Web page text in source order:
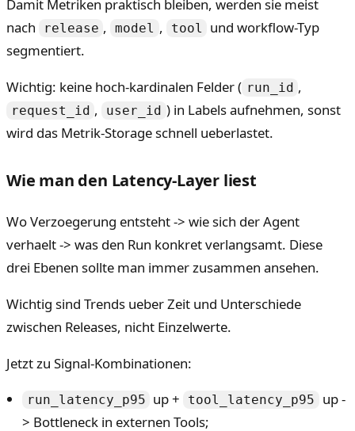
Damit Metriken praktisch bleiben, werden sie meist
nach
release , model , tool
und workflow-Typ
segmentiert.
Wichtig: keine hoch-kardinalen Felder ( run_id ,
request_id , user_id ) in Labels aufnehmen, sonst
wird das Metrik-Storage schnell ueberlastet.
Wie man den Latency-Layer liest
Wo Verzoegerung entsteht -> wie sich der Agent
verhaelt -> was den Run konkret verlangsamt. Diese
drei Ebenen sollte man immer zusammen ansehen.
Wichtig sind Trends ueber Zeit und Unterschiede
zwischen Releases, nicht Einzelwerte.
Jetzt zu Signal-Kombinationen:
run_latency_p95 up + tool_latency_p95
up -
> Bottleneck in externen Tools;